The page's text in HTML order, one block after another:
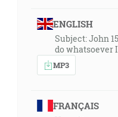
ENGLISH
Subject: John
do whatsoever
MP3
FRANÇAIS